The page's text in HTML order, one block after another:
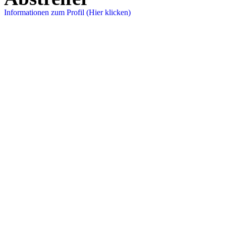
Informationen zum Profil (Hier klicken)